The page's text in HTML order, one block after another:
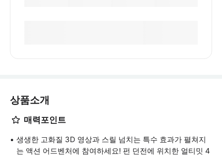
상품소개
매력포인트
생생한 고화질 3D 영상과 스릴 넘치는 특수 효과가 펼쳐지
는 액션 어드벤처에 참여하세요! 펀 던전에 위치한 얼티밋 4